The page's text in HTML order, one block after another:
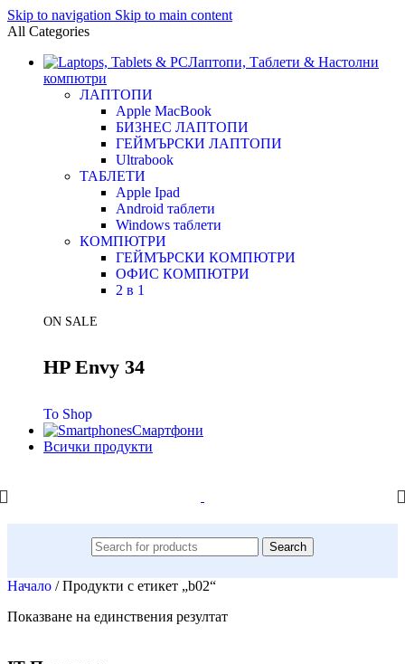
Skip to navigation Skip to main content
All Categories
Лаптопи, Таблети & Настолни
компютри
ЛАПТОПИ
Apple MacBook
БИЗНЕС ЛАПТОПИ
ГЕЙМЪРСКИ ЛАПТОПИ
Ultrabook
ТАБЛЕТИ
Apple Ipad
Android таблети
Windows таблети
КОМПЮТРИ
ГЕЙМЪРСКИ КОМПЮТРИ
ОФИС КОМПЮТРИ
2 в 1
ON SALE
HP Envy 34
To Shop
Смартфони
Всички продукти
Search
Начало / Продукти с етикет „b02“
Показване на единствения резултат